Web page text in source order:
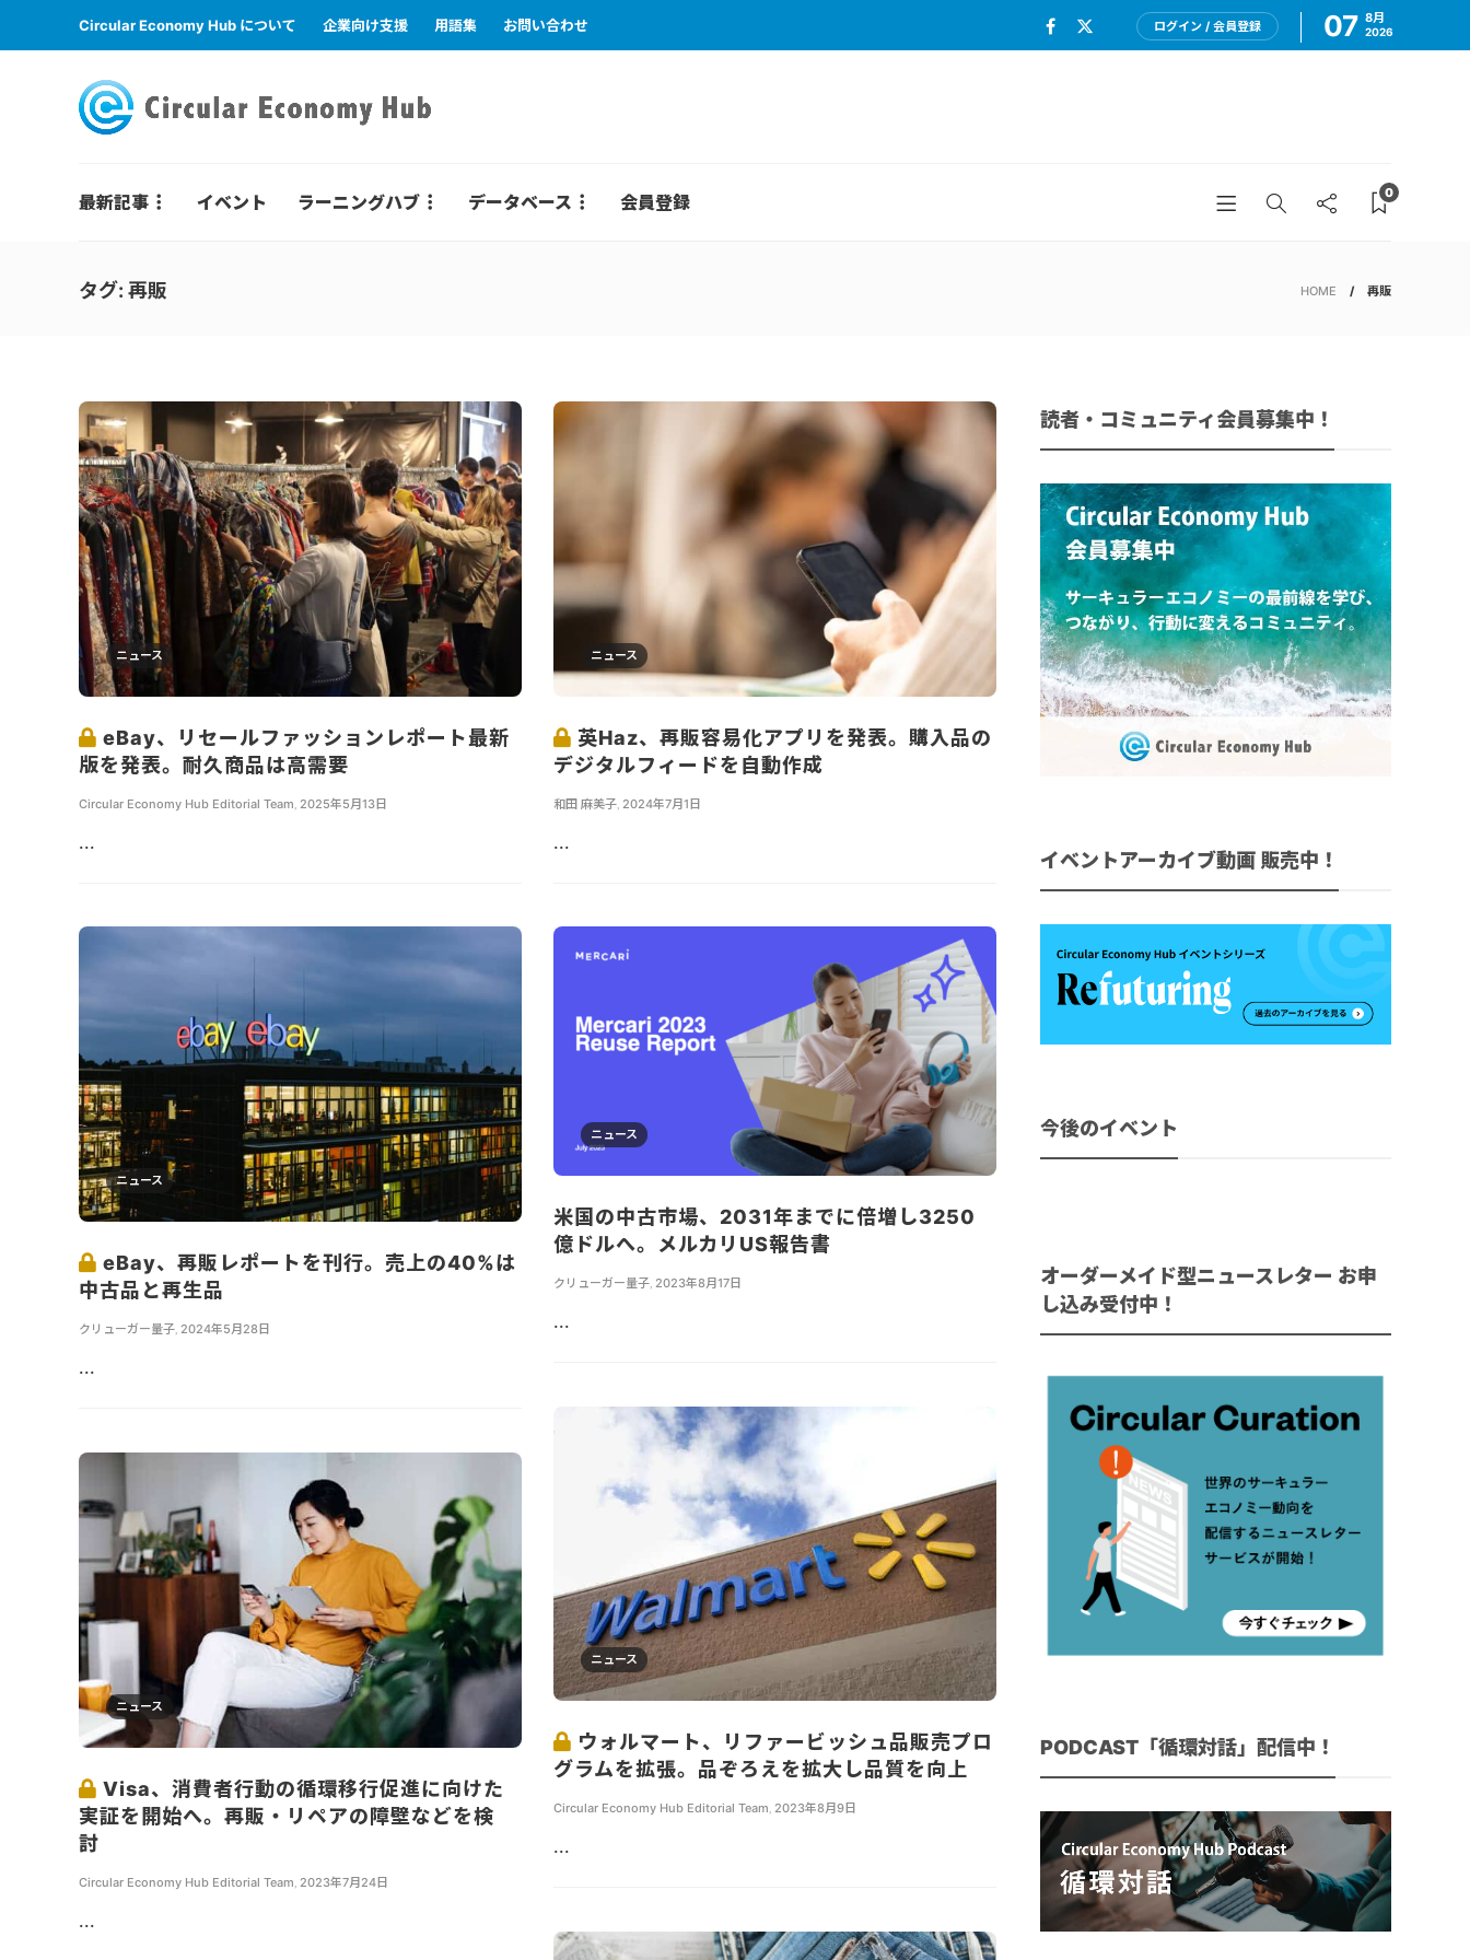
Circular Economy Hub について 企業向け支援 用語集 お問い合わせ ログイン / 会員登録 07 8月
2026
最新記事 イベント ラーニングハブ データベース 会員登録 0
タグ: 再販 HOME 再販
ニュース
eBay、リセールファッションレポート最新
版を発表。耐久商品は高需要
Circular Economy Hub Editorial Team 2025年5月13日
...
ニュース
英Haz、再販容易化アプリを発表。購入品の
デジタルフィードを自動作成
和田 麻美子 2024年7月1日
...
ニュース
eBay、再販レポートを刊行。売上の40%は
中古品と再生品
クリューガー量子 2024年5月28日
...
ニュース
米国の中古市場、2031年までに倍増し3250
億ドルへ。メルカリUS報告書
クリューガー量子 2023年8月17日
...
ニュース
ウォルマート、リファービッシュ品販売プロ
グラムを拡張。品ぞろえを拡大し品質を向上
Circular Economy Hub Editorial Team, 2023年8月9日
...
ニュース
Visa、消費者行動の循環移行促進に向けた
実証を開始へ。再販・リペアの障壁などを検
討
Circular Economy Hub Editorial Team 2023年7月24日
...
読者・コミュニティ会員募集中！
イベントアーカイブ動画 販売中！
今後のイベント
オーダーメイド型ニュースレター お申
し込み受付中！
PODCAST「循環対話」配信中！